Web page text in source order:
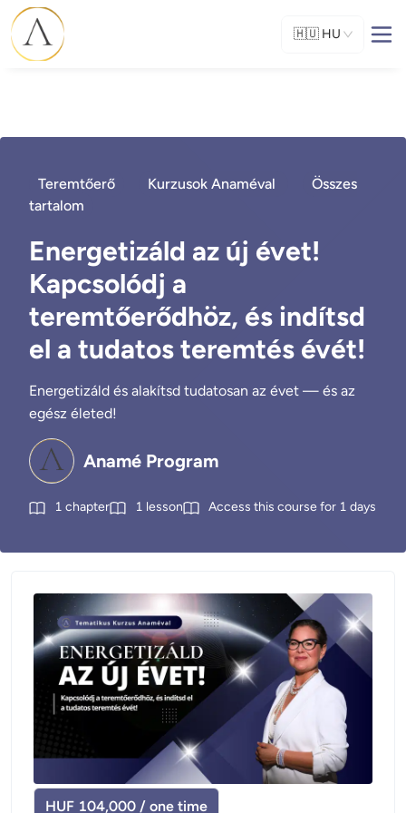
🇭🇺 HU
Teremtőerő Kurzusok Anaméval
Összes
tartalom
Energetizáld az új évet!
Kapcsolódj a
teremtőerődhöz, és indítsd
el a tudatos teremtés évét!
Energetizáld és alakítsd tudatosan az évet — és az
egész életed!
Anamé Program
1 chapter 1 lesson Access this course for 1 days
HUF 104,000 / one time